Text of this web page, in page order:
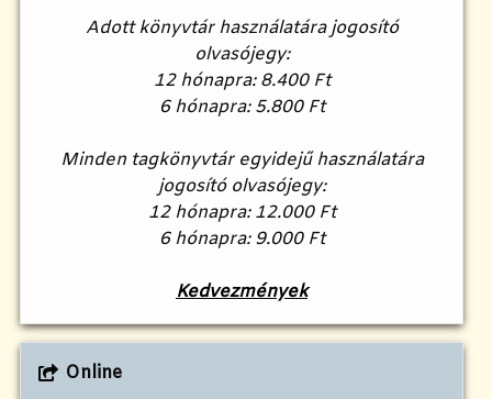
Adott könyvtár használatára jogosító
olvasójegy:
12 hónapra: 8.400 Ft
6 hónapra: 5.800 Ft
Minden tagkönyvtár egyidejű használatára
jogosító olvasójegy:
12 hónapra: 12.000 Ft
6 hónapra: 9.000 Ft
Kedvezmények
Online